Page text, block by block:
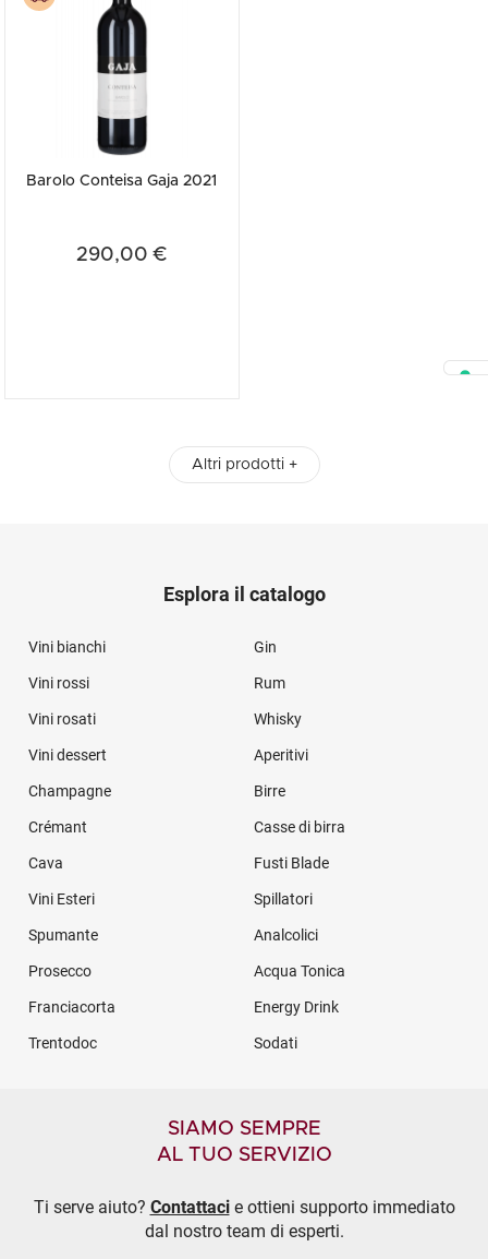
Barolo Conteisa Gaja 2021
290,00 €
Altri prodotti +
Esplora il catalogo
Vini bianchi Gin
Vini rossi Rum
Vini rosati Whisky
Vini dessert Aperitivi
Champagne Birre
Crémant Casse di birra
Cava Fusti Blade
Vini Esteri Spillatori
Spumante Analcolici
Prosecco Acqua Tonica
Franciacorta Energy Drink
Trentodoc Sodati
SIAMO SEMPRE
AL TUO SERVIZIO
Ti serve aiuto? Contattacie ottieni supporto immediato
dal nostro team di esperti.